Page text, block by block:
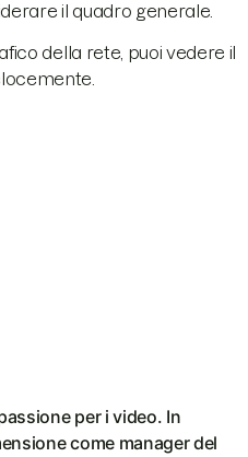
il quadro generale.
della rete, puoi vedere il
per i video. In
come manager del